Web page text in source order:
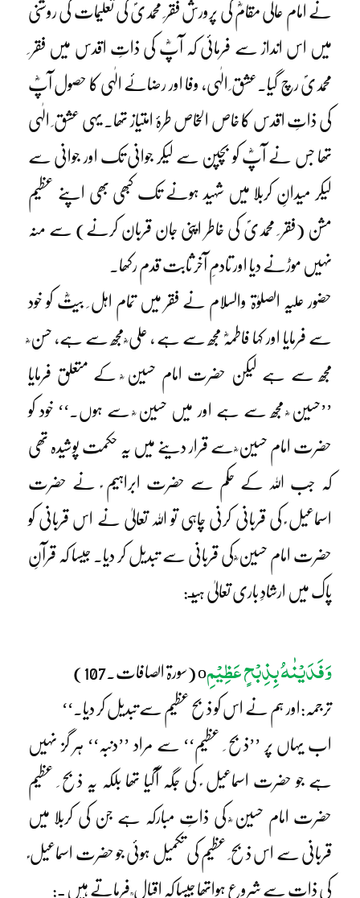
نے امام عالی مقامؓ کی پرورش فقر ِ محمدیؐ کی تعلیمات کی روشنی
میں اس انداز سے فرمائی کہ آپؓ کی ذاتِ اقدس میں فقر ِ
محمدیؐ رچ گیا۔عشق ِ الٰہی، وفا اور رضائے الٰہی کا حصول آپؓ
کی ذاتِ اقدس کا خاص الخاص طرۂ امتیاز تھا۔ یہی عشق ِ الٰہی
تھا جس نے آپؓ کو بچپن سے لیکر جوانی تک اور جوانی سے
لیکر میدانِ کربلا میں شہید ہونے تک کبھی بھی اپنے عظیم
مشن (فقر ِ محمدیؐ کی خاطر اپنی جان قربان کرنے) سے منہ
نہیں موڑنے دیا اور تادمِ آخر ثابت قدم رکھا۔
حضور علیہ الصلوٰۃ والسلام نے فقر میں تمام اہل ِ بیتؓ کو خود
سے فرمایا اور کہا فاطمہؓ مجھ سے ہے ، علی ؓ مجھ سے ہے، حسن ؓ
مجھ سے ہے لیکن حضرت امام حسین ؓ کے متعلق فرمایا
’’حسین ؓ مجھ سے ہے اور میں حسین ؓ سے ہوں۔‘‘ خود کو
حضرت امام حسین ؓ سے قرار دینے میں یہ حکمت پوشیدہ تھی
کہ جب اللہ کے حکم سے حضرت ابراہیم ؑ نے حضرت
اسماعیل ؑ کی قربانی کرنی چاہی تو اللہ تعالیٰ نے اس قربانی کو
حضرت امام حسین ؓ کی قربانی سے تبدیل کر دیا۔ جیسا کہ قرآنِ
پاک میں ارشادِ باری تعالیٰ ہیـ:
وَفَدَیْنٰہُ بِذِبْحٍ عَظِیْمِo (سورۃ الصافات۔107)
ترجمہ:اور ہم نے اس کو ذبح عظیم سے تبدیل کر دیا۔‘‘
اب یہاں پر ’’ذبح ِ عظیم‘‘ سے مراد ’’دنبہ‘‘ ہر گز نہیں
ہے جو حضرت اسماعیل ؑ کی جگہ آگیا تھا بلکہ یہ ذبح ِ عظیم
حضرت امام حسین ؓ کی ذاتِ مبارکہ ہے جن کی کربلا میں
قربانی سے اس ذبح ِ عظیم کی تکمیل ہوئی جو حضرت اسماعیل ؑ
کی ذات سے شروع ہواتھا جیسا کہ اقبال ؒ فرماتے ہیں ـ :